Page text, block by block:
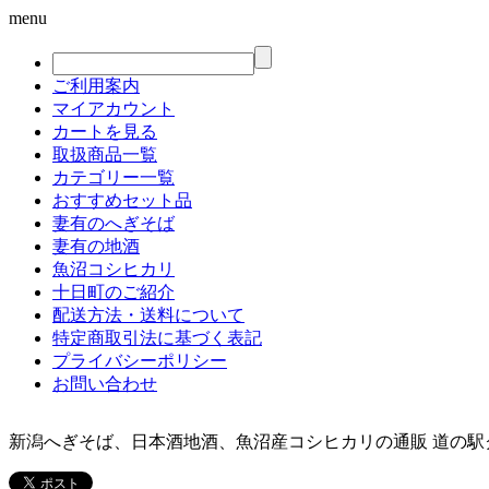
menu
ご利用案内
マイアカウント
カートを見る
取扱商品一覧
カテゴリー一覧
おすすめセット品
妻有のへぎそば
妻有の地酒
魚沼コシヒカリ
十日町のご紹介
配送方法・送料について
特定商取引法に基づく表記
プライバシーポリシー
お問い合わせ
新潟へぎそば、日本酒地酒、魚沼産コシヒカリの通販 道の